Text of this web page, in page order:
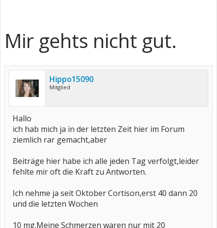
Mir gehts nicht gut.
Hippo15090
Mitglied
Hallo
ich hab mich ja in der letzten Zeit hier im Forum
ziemlich rar gemacht,aber
Beiträge hier habe ich alle jeden Tag verfolgt,leider
fehlte mir oft die Kraft zu Antworten.
Ich nehme ja seit Oktober Cortison,erst 40 dann 20
und die letzten Wochen
10 mg.Meine Schmerzen waren nur mit 20